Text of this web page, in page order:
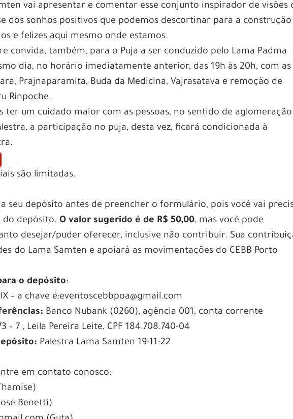
vai apresentar e comentar esse conjunto inspirador de visões
dos sonhos positivos que podemos descortinar para a construção
e felizes aqui mesmo onde estamos.
convida, também, para o Puja a ser conduzido pelo Lama Padma
dia, no horário imediatamente anterior, das 19h às 20h, com as
Prajnaparamita, Buda da Medicina, Vajrasatava e remoção de
Rinpoche.
ter um cuidado maior com as pessoas, no sentido de aglomeração
a participação no puja, desta vez, ficará condicionada à
são limitadas.
seu depósito antes de preencher o formulário, pois você vai
do depósito.O valor sugerido é de R$ 50,00, mas você pode
desejar/puder oferecer, inclusive não contribuir. Sua
do Lama Samten e apoiará as movimentações do CEBB Porto
o depósito:
– a chave é:eventoscebbpoa@gmail.com
Banco Nubank (0260), agência 001, conta corrente
– 7 , Leila Pereira Leite, CPF 184.708.740-04
Palestra Lama Samten 19-11-22
em contato conosco:
Benetti)